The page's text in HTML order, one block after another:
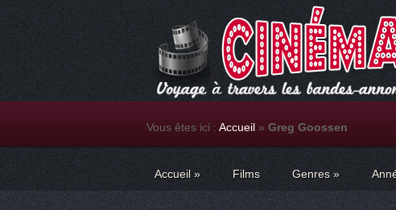
Vous êtes ici : Accueil » Greg Goossen
Accueil » Films Genres»